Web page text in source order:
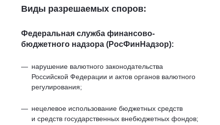
Виды разрешаемых споров:
Федеральная служба финансово-
бюджетного надзора (РосФинНадзор):
нарушение валютного законодательства
Российской Федерации и актов органов валютного
регулирования;
нецелевое использование бюджетных средств
и средств государственных внебюджетных фондов;